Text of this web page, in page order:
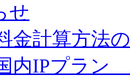
せ
金計算方法
内IPプラン